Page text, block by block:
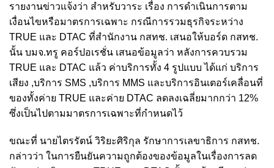
รายงานข่าวแจ้งว่า สำหรับวาระ เรื่อง การดำเนินการตาม
เงื่อนไขหรือมาตรการเฉพาะ กรณีการรวมธุรกิจระหว่าง
TRUE และ DTAC ที่สำนักงาน กสทช. เสนอให้บอร์ด กสทช.
นั้น บมจ.ทรู คอร์ปอเรชั่น เสนอข้อมูลว่า หลังการควบรวม
TRUE และ DTAC แล้ว ค่าบริการทั้ง 4 รูปแบบ ได้แก่ บริการ
เสียง ,บริการ SMS ,บริการ MMS และบริการอินเตอร์เคลื่อนที่
ของทั้งค่าย TRUE และค่าย DTAC ลดลงเฉลี่ยมากกว่า 12%
ซึ่งเป็นไปตามมาตรการเฉพาะที่กำหนดไว้
ขณะที่ นายไตรรัตน์ วิริยะศิริกุล รักษาการเลขาธิการ กสทช.
กล่าวว่า ในการยืนยันความถูกต้องของข้อมูลในเรื่องการลด